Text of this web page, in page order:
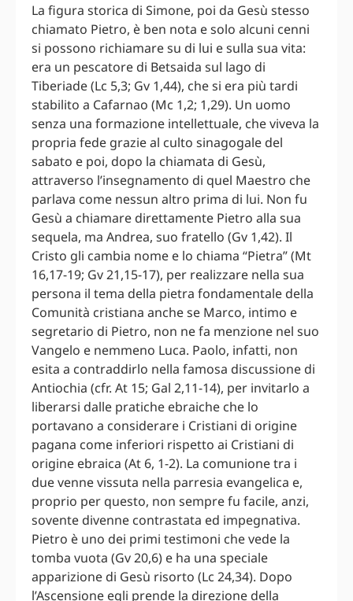
La figura storica di Simone, poi da Gesù stesso
chiamato Pietro, è ben nota e solo alcuni cenni
si possono richiamare su di lui e sulla sua vita:
era un pescatore di Betsaida sul lago di
Tiberiade (Lc 5,3; Gv 1,44), che si era più tardi
stabilito a Cafarnao (Mc 1,2; 1,29). Un uomo
senza una formazione intellettuale, che viveva la
propria fede grazie al culto sinagogale del
sabato e poi, dopo la chiamata di Gesù,
attraverso l’insegnamento di quel Maestro che
parlava come nessun altro prima di lui. Non fu
Gesù a chiamare direttamente Pietro alla sua
sequela, ma Andrea, suo fratello (Gv 1,42). Il
Cristo gli cambia nome e lo chiama “Pietra” (Mt
16,17-19; Gv 21,15-17), per realizzare nella sua
persona il tema della pietra fondamentale della
Comunità cristiana anche se Marco, intimo e
segretario di Pietro, non ne fa menzione nel suo
Vangelo e nemmeno Luca. Paolo, infatti, non
esita a contraddirlo nella famosa discussione di
Antiochia (cfr. At 15; Gal 2,11-14), per invitarlo a
liberarsi dalle pratiche ebraiche che lo
portavano a considerare i Cristiani di origine
pagana come inferiori rispetto ai Cristiani di
origine ebraica (At 6, 1-2). La comunione tra i
due venne vissuta nella parresia evangelica e,
proprio per questo, non sempre fu facile, anzi,
sovente divenne contrastata ed impegnativa.
Pietro è uno dei primi testimoni che vede la
tomba vuota (Gv 20,6) e ha una speciale
apparizione di Gesù risorto (Lc 24,34). Dopo
l’Ascensione egli prende la direzione della